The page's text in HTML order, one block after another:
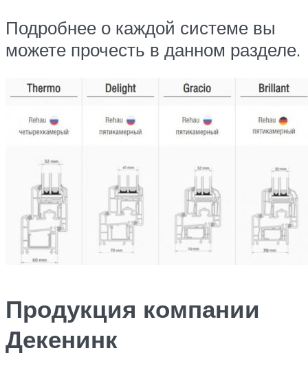
Подробнее о каждой системе вы
можете прочесть в данном разделе.
Продукция компании
Декенинк